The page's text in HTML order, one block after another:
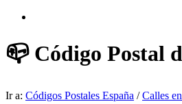
📪 Código Postal
Ir a: Códigos Postales España /Calles